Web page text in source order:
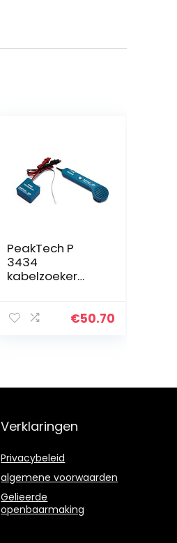
PeakTech P
3434
kabelzoeker
telefoonkabels
krokodillenklem
€50.70
Verklaringen
Privacybeleid
algemene voorwaarden
Gelieerde
openbaarmaking